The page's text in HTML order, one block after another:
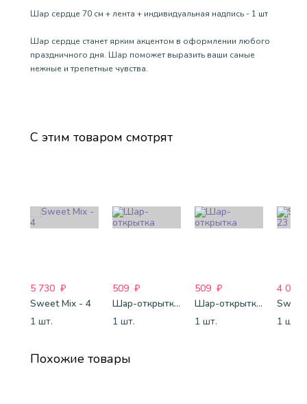
Шар сердце 70 см + лента + индивидуальная надпись - 1 шт
Шар сердце станет ярким акцентом в оформлении любого
праздничного дня. Шар поможет выразить ваши самые
нежные и трепетные чувства.
С этим товаром смотрят
5 730 ₽
Sweet Mix - 4
1 шт.
509 ₽
Шар-открытка "Сердце" (45 см) - 2
1 шт.
509 ₽
Шар-открытка "Звезда" (45 см) - 1
1 шт.
4 088
1 шт.
Похожие товары